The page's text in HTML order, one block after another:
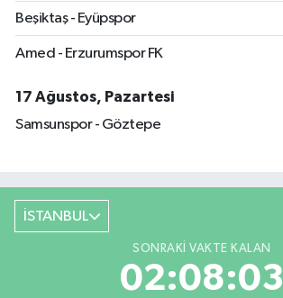
Beşiktaş - Eyüpspor
Amed - Erzurumspor FK
17 Ağustos, Pazartesi
Samsunspor - Göztepe
İSTANBUL
SONRAKI VAKTE KALAN
02:08:03